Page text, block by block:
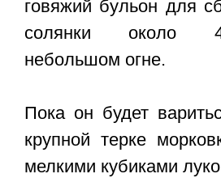
говяжий бульон для
солянки около
небольшом огне.
Пока он будет
крупной терке
мелкими кубиками